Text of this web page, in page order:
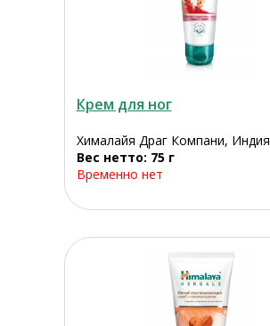
Крем для ног
Хималайя Драг Компани, Индия
Вес нетто: 75 г
Временно нет